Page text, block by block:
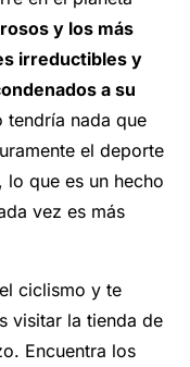
y los más
irreductibles y
a su
tendría nada que
el deporte
lo que es un hecho
vez es más
ciclismo y te
visitar la tienda de
Encuentra los